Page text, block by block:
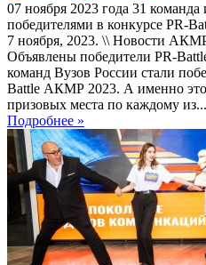
07 ноября 2023 года 31
победителями в конкурсе PR-
7 ноября, 2023. \\ Новости
Объявлены победители PR-
команд Вузов России стали
Battle АКМР 2023. А именно
призовых места по каждому из...
Подробнее »